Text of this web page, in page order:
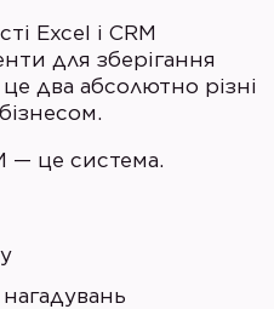
Excel і CRM
для зберігання
два абсолютно різні
— це система.